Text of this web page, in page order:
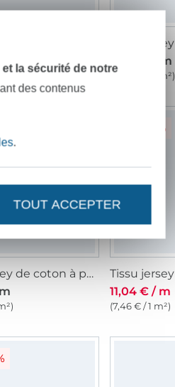
14,07 € / m
15,08 € / m
(10,05 € / 1 m²)
Tissu jersey de coton à petites rayures small stripes, bleu
-22%
11,04 € / m
(7,46 € / 1 m²)
la sécurité de notre
des contenus
.
TOUT ACCEPTER